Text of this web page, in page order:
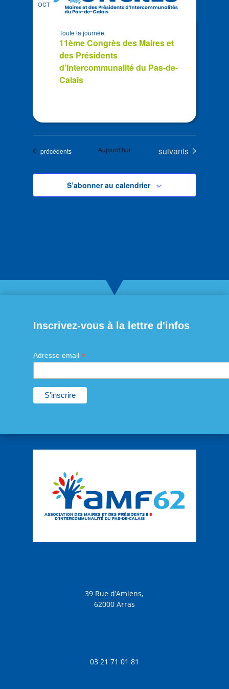
OCT
11ème Congrès des Maires et
des Présidents
d’Intercommunalité du Pas-de-
Calais
Toute la journée
Évènements
précédents Aujourd’hui Évènements
suivants
S’abonner au calendrier
Inscrivez-vous à la lettre d'infos
Adresse email *
39 Rue d’Amiens,
62000 Arras
03 21 71 01 81